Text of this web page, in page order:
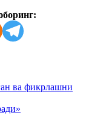
ва фикрлашни